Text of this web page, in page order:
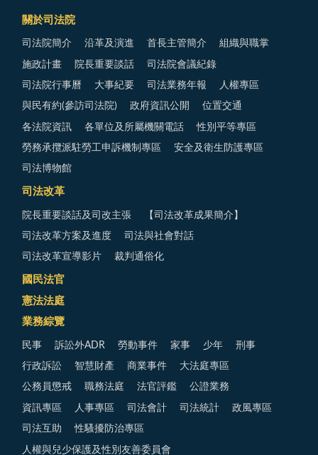
關於司法院
司法院簡介 沿革及演進 首長主管簡介 組織與職掌
施政計畫 院長重要談話 司法院會議紀錄
司法院行事曆 大事紀要 司法業務年報 人權專區
與民有約(參訪司法院) 政府資訊公開 位置交通
各法院資訊 各單位及所屬機關電話 性別平等專區
勞務承攬派駐勞工申訴機制專區 安全及衛生防護專區
司法博物館
司法改革
院長重要談話及司改主張 【司法改革成果簡介】
司法改革方案及進度 司法與社會對話
司法改革宣導影片 裁判通俗化
國民法官
憲法法庭
業務綜覽
民事 訴訟外ADR 勞動事件 家事 少年 刑事
行政訴訟 智慧財產 商業事件 大法庭專區
公務員懲戒 職務法庭 法官評鑑 公證業務
資訊專區 人事專區 司法會計 司法統計 政風專區
司法互助 性騷擾防治專區
人權與兒少保護及性別友善委員會